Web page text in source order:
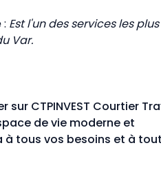
: Est l'un des services les plus
Var.
CTPINVEST Courtier
de vie moderne et
tous vos besoins et à